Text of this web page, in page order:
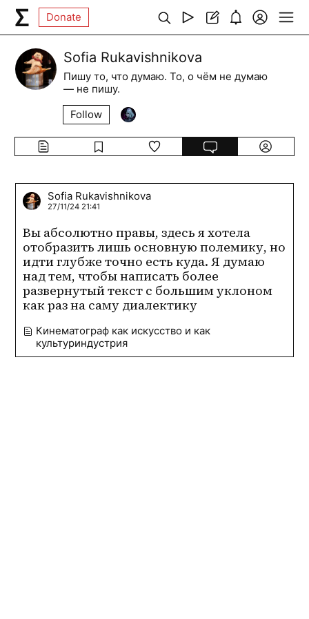
Donate
Sofia Rukavishnikova
Пишу то, что думаю. То, о чём не думаю
— не пишу.
Follow
Sofia Rukavishnikova
27/11/24 21:41
Вы абсолютно правы, здесь я хотела
отобразить лишь основную полемику, но
идти глубже точно есть куда. Я думаю
над тем, чтобы написать более
развернутый текст с большим уклоном
как раз на саму диалектику
Кинематограф как искусство и как
культуриндустрия